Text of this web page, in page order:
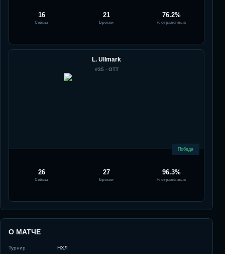
16
Сейвы
21
Броски
76.2%
% отражённых
L. Ullmark
#35· OTT
Победа
26
Сейвы
27
Броски
96.3%
% отражённых
О МАТЧЕ
Турнир
НХЛ